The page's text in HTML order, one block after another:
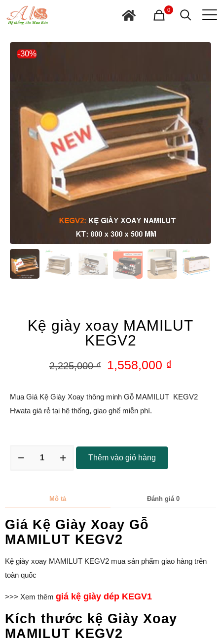
0
-30%
Kệ giày xoay MAMILUT
KEGV2
2,225,000₫ 1,558,000 ₫
Mua Giá Kệ Giày Xoay thông minh Gỗ MAMILUT KEGV2
Hwata giá rẻ tại hệ thống, giao ghế miễn phí.
Thêm vào giỏ hàng
Mô tả Đánh giá 0
Giá Kệ Giày Xoay Gỗ
MAMILUT KEGV2
Kệ giày xoay MAMILUT KEGV2 mua sản phẩm giao hàng trên
toàn quốc
>>> Xem thêm giá kệ giày dép KEGV1
Kích thước kệ Giày Xoay
MAMILUT KEGV2